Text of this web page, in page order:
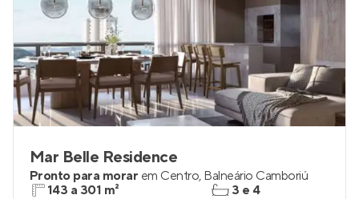
Mar Belle Residence
Pronto para morar em Centro, Balneário Camboriú
143 a 301 m²
3 e 4